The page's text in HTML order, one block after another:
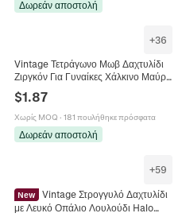
Δωρεάν αποστολή
+36
Vintage Τετράγωνο Μωβ Δαχτυλίδι
Ζιργκόν Για Γυναίκες Χάλκινο Μαύρο
Επιχρυσωμένο Γοτθικό Πολυτελή
Κοσμήματα
$1.87
Χωρίς MOQ · 181 πουλήθηκε πρόσφατα
Δωρεάν αποστολή
+59
New
Vintage Στρογγυλό Δαχτυλίδι
με Λευκό Οπάλιο Λουλούδι Halo